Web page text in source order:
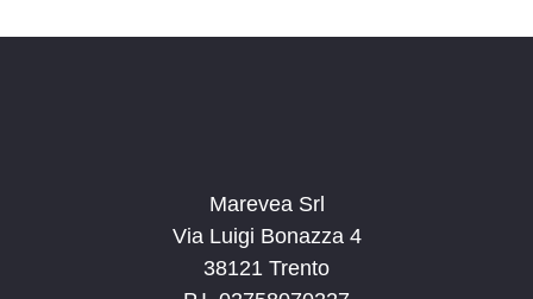
Marevea Srl
Via Luigi Bonazza 4
38121 Trento